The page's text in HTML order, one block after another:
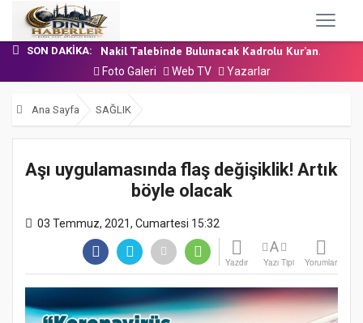
SON DAKIKA:
24 Temmuz 2026 - Cuma Hutbesi
7 Ağustos 2026 - Cuma Hutbesi
Nakil Talebinde Bulunacak Kadrolu Kur’an...
Aşçı Alımı (Kurum İçi) Sınavı (Sözlü) So...
24 Temmuz 2026 - Cuma Hutbesi
7 Ağustos 2026 - Cuma Hutbesi
Foto Galeri Web TV Yazarlar
Ana Sayfa SAĞLIK
Aşı uygulamasında flaş değişiklik! Artık
böyle olacak
03 Temmuz, 2021, Cumartesi 15:32
Yazdır
A
Yazı Tipi Yorumlar